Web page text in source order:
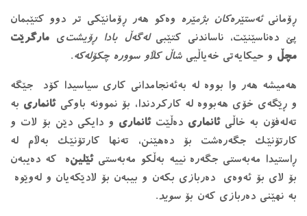
ڕۆمانیئەستێرەکان بژمێرە وەکو هەر ڕۆمانێکی تر دوو کتێبمان
پێ دەناسێنێت، ناساندنی کتێبیلەگەڵ بادا ڕۆیشت‌ی مارگرێت
مچڵ و حیکایەتی خەیاڵییشاڵ کڵاو سوورە چکۆلەکە.
هەمیشە هەر وا بووە لە بەئەنجامدانی کاری سیاسیدا کۆد جێگە
و ڕێگەی خۆی هەبووە لە کارکردندا، بۆ نموونە باوکیئانماری بە
تەلەفۆن بە خاڵیئانماری دەڵێتئانماری و دایکی دێن بۆ لات و
کارتۆنێک جگەرەشت بۆ دەهێنن، تەنها کارتۆنێک بەڵام لە
ڕاستیدا مەبەستی جگەرە نییە بەڵکو مەبەستیئێلین‌ە کە دەیبەن
بۆ لای بۆ ئەوەی دەربازی بکەن و بیبەن بۆ لادێکەیان و لەوێوە
بە نهێنی دەربازی کەن بۆسوید.